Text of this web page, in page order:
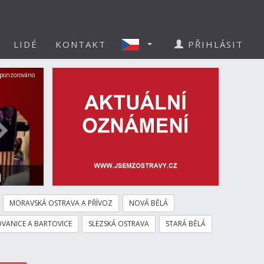
LIDÉ KONTAKT PŘIHLÁSIT
Další
MORAVSKÁ OSTRAVA A PŘÍVOZ NOVÁ BĚLÁ
A BARTOVICE SLEZSKÁ OSTRAVA STARÁ BĚLÁ